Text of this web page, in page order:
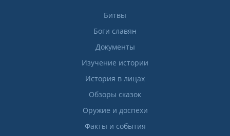
Битвы
Боги славян
Документы
Изучение истории
История в лицах
Обзоры сказок
Оружие и доспехи
Факты и события